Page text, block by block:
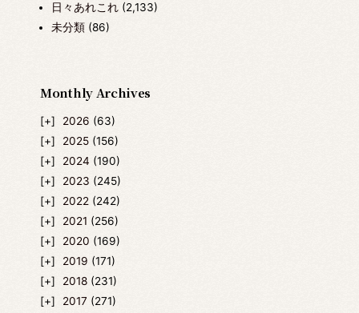
日々あれこれ(2,133)
未分類(86)
Monthly Archives
2026 (63)
2025 (156)
2024 (190)
2023 (245)
2022 (242)
2021 (256)
2020 (169)
2019 (171)
2018 (231)
2017 (271)